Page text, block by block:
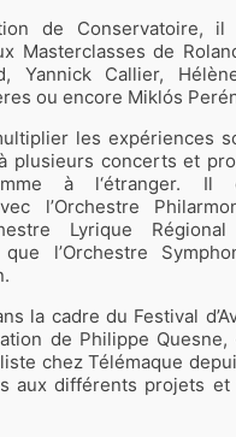
de Conservatoire, il
Masterclasses de
Yannick Callier,
ou encore Miklós
les expériences
plusieurs concerts et
à l‘étranger. Il
l’Orchestre
Lyrique Régional
l’Orchestre
la cadre du Festival
de Philippe Quesne,
chez Télémaque
aux différents projets et